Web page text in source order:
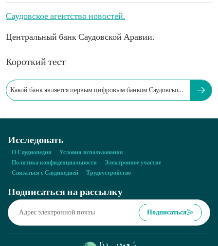
Саудовское агентство новостей.
Центральный банк Саудовской Аравии.
Короткий тест
Какой банк является первым цифровым банком Саудовской
Исследовать
О Саудиопедии
Условия использования
Политика конфиденциальности
Электронное участие
Связаться с Саудипедией
Трудоустройство
Подписаться на рассылку
Подписаться